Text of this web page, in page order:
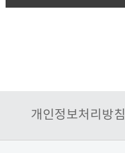
개인정보처리방침